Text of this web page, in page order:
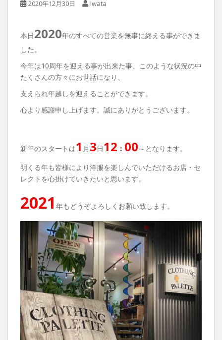
2020年12月30日 Iwata
本日2020年のすべての営業を無事に終える事ができま
した。
今年は10周年を迎える事が出来た事、このような状況の中
たくさんの方々にお世話になり、
支えられ年越しを迎えることができます。
心より感謝申し上げます。誠にありがとうございます。
新年のスタートは1 月 3日12 ： 00 ～となります。
明くる年も皆様により洋服を楽しんでいただけるお店・セ
レクトを心掛けていきたいと思います。
2021 年もどうぞよろしくお願い致します。